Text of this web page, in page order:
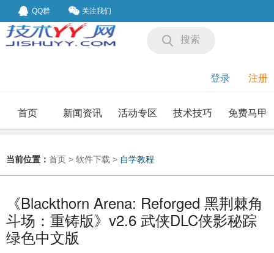
QQ群 关注我们
搜索
登录 注册
首页 新闻资讯 活动专区 技术技巧 免费马甲
当前位置： 首页 > 软件下载 > 自学教程
《Blackthorn Arena: Reforged 黑荆棘角
斗场：重铸版》v2.6 武侠DLC侠影秘踪
绿色中文版